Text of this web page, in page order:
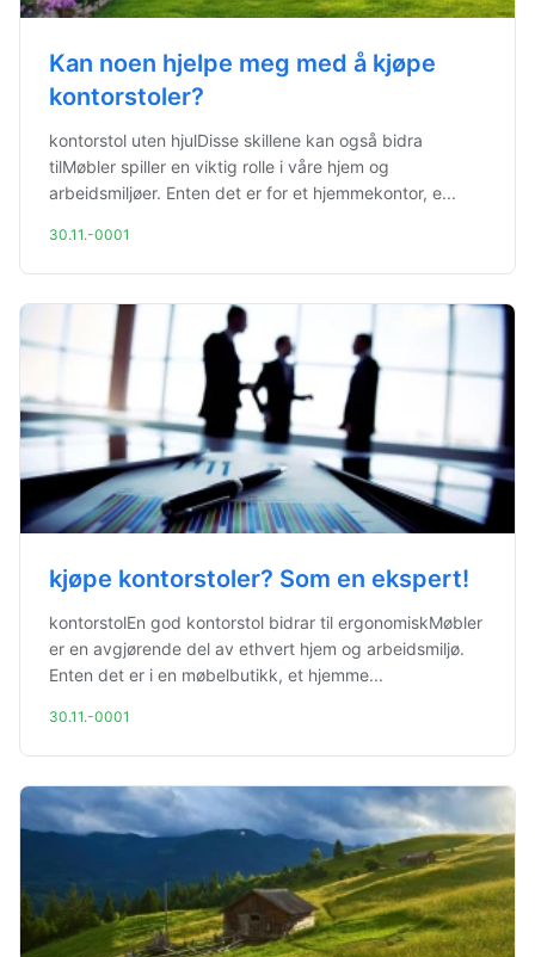
Kan noen hjelpe meg med å kjøpe
kontorstoler?
kontorstol uten hjulDisse skillene kan også bidra
tilMøbler spiller en viktig rolle i våre hjem og
arbeidsmiljøer. Enten det er for et hjemmekontor, e...
30.11.-0001
kjøpe kontorstoler? Som en ekspert!
kontorstolEn god kontorstol bidrar til ergonomiskMøbler
er en avgjørende del av ethvert hjem og arbeidsmiljø.
Enten det er i en møbelbutikk, et hjemme...
30.11.-0001